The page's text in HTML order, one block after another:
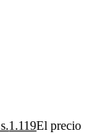
1.119El precio